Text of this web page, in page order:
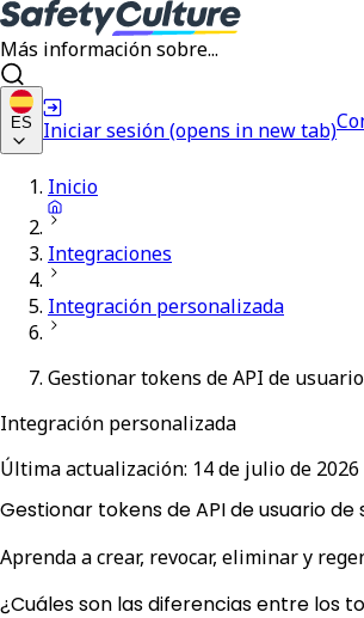
Más información sobre...
ES Iniciar sesión(opens in new tab)
Inicio
Integraciones
Integración personalizada
Gestionar tokens de API de
Integración personalizada
Última actualización: 14 de julio de 2026
Gestionar tokens de API de usuario de
Aprenda a crear, revocar, eliminar y
¿Cuáles son las diferencias entre los